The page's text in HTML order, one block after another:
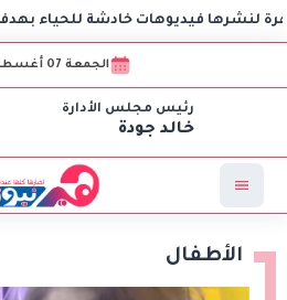
خادشة للحياء بهدف زيادة
الجمعة 07 أغسطس 2026
رئيس مجلس الأدارة
خالد جودة
الأطفال